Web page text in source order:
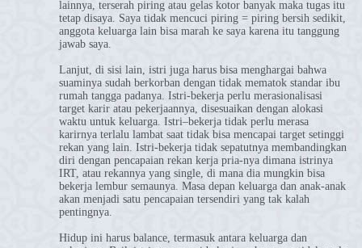
lainnya, terserah piring atau gelas kotor banyak maka tugas itu
tetap disaya. Saya tidak mencuci piring = piring bersih sedikit,
anggota keluarga lain bisa marah ke saya karena itu tanggung
jawab saya.
Lanjut, di sisi lain, istri juga harus bisa menghargai bahwa
suaminya sudah berkorban dengan tidak mematok standar ibu
rumah tangga padanya. Istri-bekerja perlu merasionalisasi
target karir atau pekerjaannya, disesuaikan dengan alokasi
waktu untuk keluarga. Istri–bekerja tidak perlu merasa
karirnya terlalu lambat saat tidak bisa mencapai target setinggi
rekan yang lain. Istri-bekerja tidak sepatutnya membandingkan
diri dengan pencapaian rekan kerja pria-nya dimana istrinya
IRT, atau rekannya yang single, di mana dia mungkin bisa
bekerja lembur semaunya. Masa depan keluarga dan anak-anak
akan menjadi satu pencapaian tersendiri yang tak kalah
pentingnya.
Hidup ini harus balance, termasuk antara keluarga dan